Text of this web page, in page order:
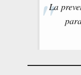
La